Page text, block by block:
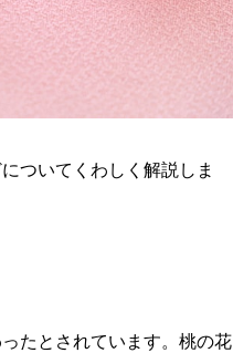
ついてくわしく解説しま
たとされています。桃の花